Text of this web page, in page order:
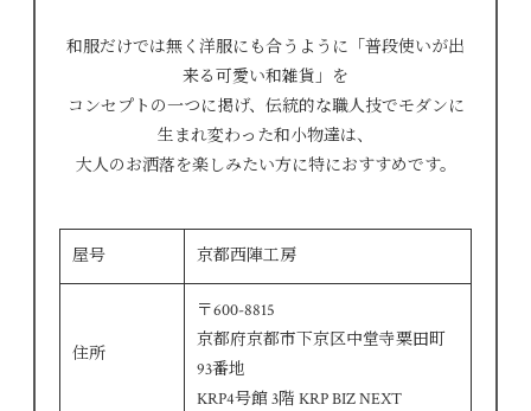
和服だけでは無く洋服にも合うように「普段使いが出
来る可愛い和雑貨」を
コンセプトの一つに掲げ、伝統的な職人技でモダンに
生まれ変わった和小物達は、
大人のお洒落を楽しみたい方に特におすすめです。
屋号 京都西陣工房
住所
〒600-8815
京都府京都市下京区中堂寺粟田町
93番地
KRP4号館 3階 KRP BIZ NEXT